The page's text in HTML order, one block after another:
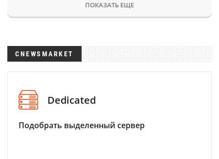
ПОКАЗАТЬ ЕЩЕ
CNEWSMARKET
Dedicated
Подобрать выделенный сервер